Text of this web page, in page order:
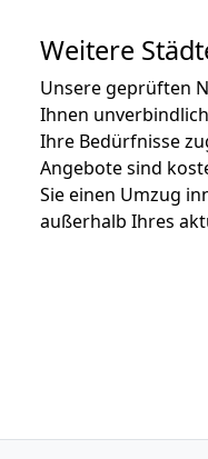
Weitere
Unsere geprüften
Ihnen
Ihre Bedürfnisse
Angebote sind
Sie einen Umzug
außerhalb Ihres